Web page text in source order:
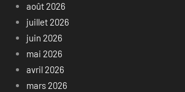
août 2026
juillet 2026
juin 2026
mai 2026
avril 2026
mars 2026